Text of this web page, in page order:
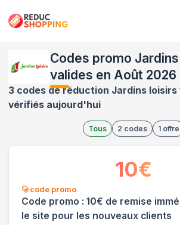
Codes promo
valides en Août 2026
3 codes de réduction Jardins loisirs
vérifiés aujourd'hui
Tous 2 codes 1 offre
code promo
Code promo : 10€ de remise
le site pour les nouveaux clients
10€